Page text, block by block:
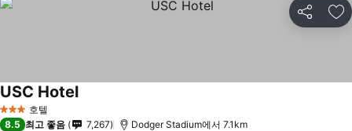
공유 즐
3 성급 호텔
USC Hotel
8.5 최고 좋음 7,267 Dodger Stadium에서 7.1km